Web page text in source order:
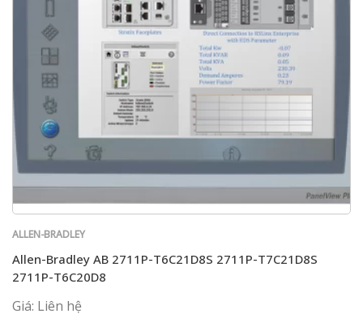
ALLEN-BRADLEY
Allen-Bradley AB 2711P-T6C21D8S 2711P-T7C21D8S
2711P-T6C20D8
Giá: Liên hệ